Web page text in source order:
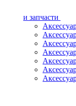
и запчасти